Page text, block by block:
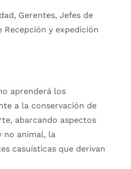
Gerentes, Jefes de
Recepción y expedición
aprenderá los
a la conservación de
abarcando aspectos
no animal, la
casuísticas que derivan